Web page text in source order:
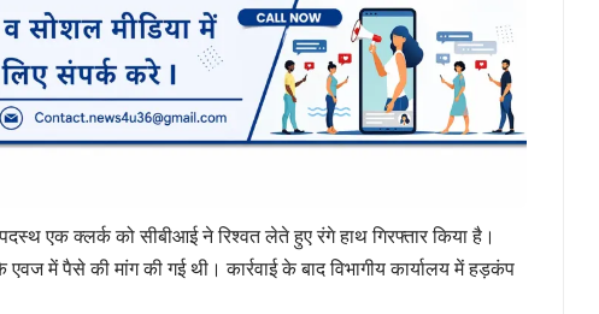
एक क्लर्क को सीबीआई ने रिश्वत लेते हुए रंगे हाथ गिरफ्तार किया है।
में पैसे की मांग की गई थी। कार्रवाई के बाद विभागीय कार्यालय में हड़कंप